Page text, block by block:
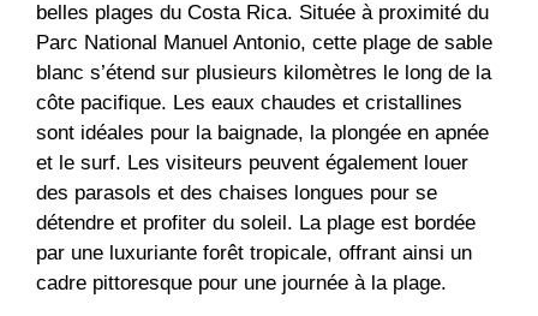
belles plages du Costa Rica. Située à proximité du
Parc National Manuel Antonio, cette plage de sable
blanc s’étend sur plusieurs kilomètres le long de la
côte pacifique. Les eaux chaudes et cristallines
sont idéales pour la baignade, la plongée en apnée
et le surf. Les visiteurs peuvent également louer
des parasols et des chaises longues pour se
détendre et profiter du soleil. La plage est bordée
par une luxuriante forêt tropicale, offrant ainsi un
cadre pittoresque pour une journée à la plage.